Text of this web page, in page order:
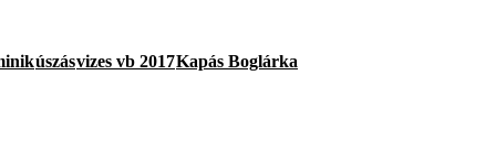
úszásvizes vb 2017Kapás Boglárka